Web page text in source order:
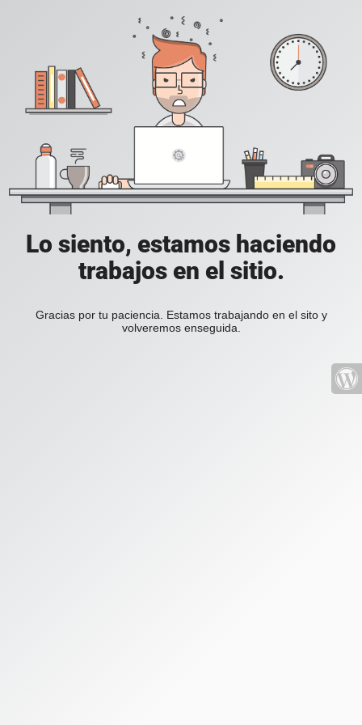
Lo siento, estamos haciendo
trabajos en el sitio.
Gracias por tu paciencia. Estamos trabajando en el sito y
volveremos enseguida.